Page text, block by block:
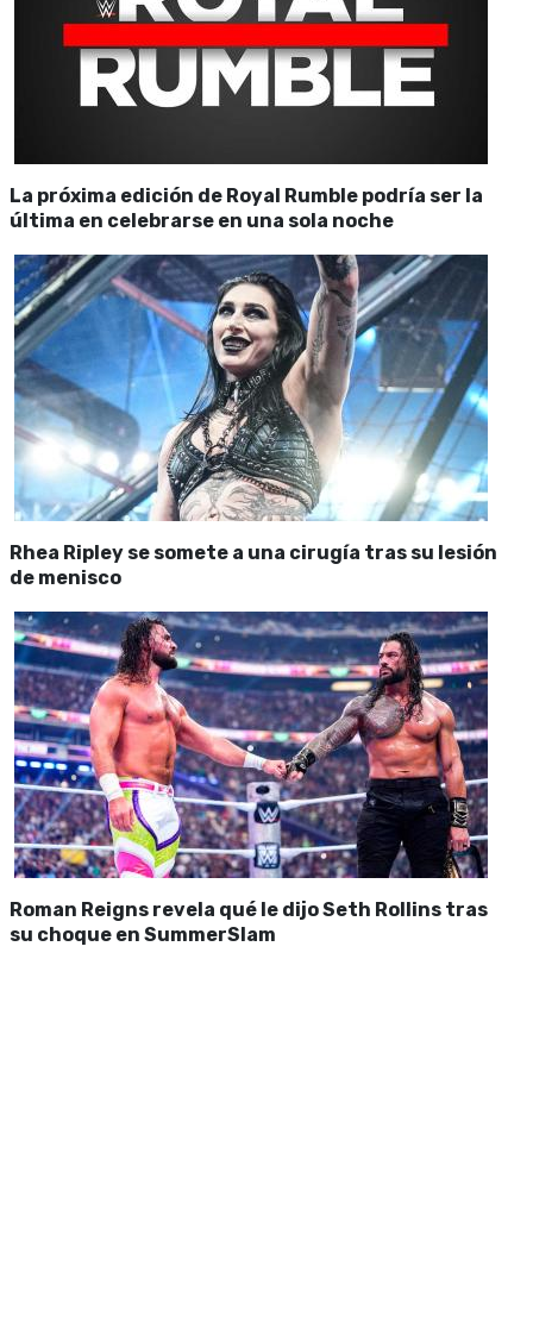
La próxima edición de Royal Rumble podría ser la
última en celebrarse en una sola noche
Rhea Ripley se somete a una cirugía tras su lesión
de menisco
Roman Reigns revela qué le dijo Seth Rollins tras
su choque en SummerSlam